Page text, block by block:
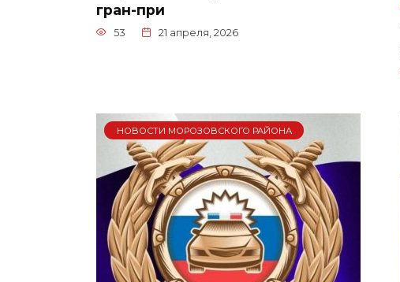
гран-при
53 21 апреля, 2026
НОВОСТИ МОРОЗОВСКОГО РАЙОНА